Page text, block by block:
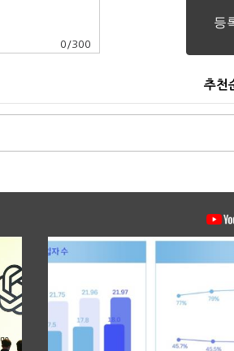
0 /300
추천